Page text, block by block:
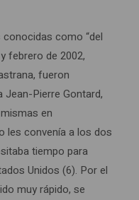
como “del
febrero de 2002,
fueron
Jean-Pierre Gontard,
en
les convenía a los dos
tiempo para
Unidos (6). Por el
muy rápido, se